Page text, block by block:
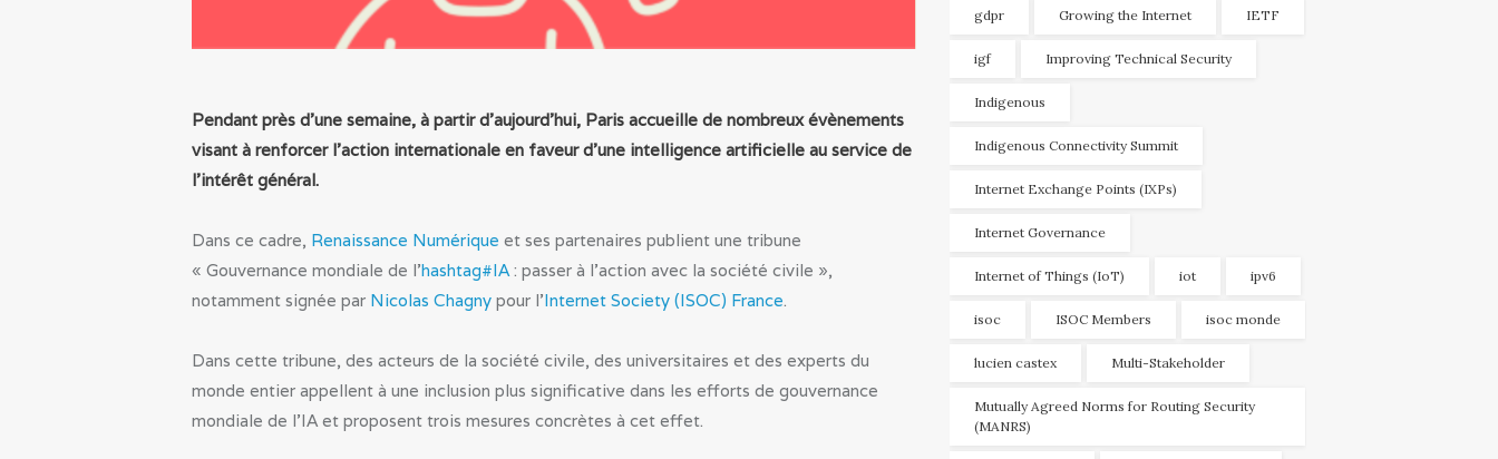
Pendant près d’une semaine, à partir d’aujourd’hui, Paris accueille de nombreux évènements
visant à renforcer l’action internationale en faveur d’une intelligence artificielle au service de
l’intérêt général.
Dans ce cadre, Renaissance Numérique et ses partenaires publient une tribune
« Gouvernance mondiale de l’hashtag#IA: passer à l’action avec la société civile »,
notamment signée par Nicolas Chagny pour l’Internet Society (ISOC) France.
Dans cette tribune, des acteurs de la société civile, des universitaires et des experts du
monde entier appellent à une inclusion plus significative dans les efforts de gouvernance
mondiale de l’IA et proposent trois mesures concrètes à cet effet.
gdpr Growing the Internet IETF
igf Improving Technical Security
Indigenous
Indigenous Connectivity Summit
Internet Exchange Points (IXPs)
Internet Governance
Internet of Things (IoT) iot ipv6
isoc ISOC Members isoc monde
lucien castex Multi-Stakeholder
Mutually Agreed Norms for Routing Security
(MANRS)